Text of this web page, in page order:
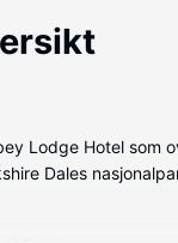
Lodge Hotel som
Dales